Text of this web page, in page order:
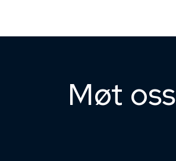
Møt oss